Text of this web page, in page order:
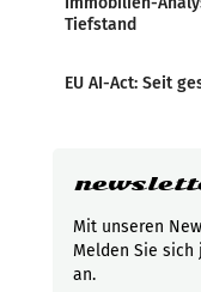
Tiefstand
EU AI-Act: Seit
Mit unseren
Melden Sie
an.